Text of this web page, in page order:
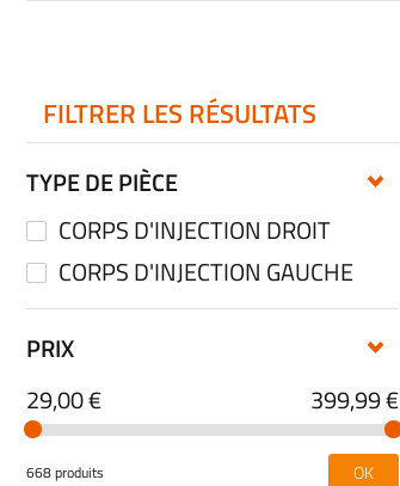
FILTRER LES RÉSULTATS
TYPE DE PIÈCE
CORPS D'INJECTION DROIT
CORPS D'INJECTION GAUCHE
PRIX
29,00 €
399,99 €
668 produits OK